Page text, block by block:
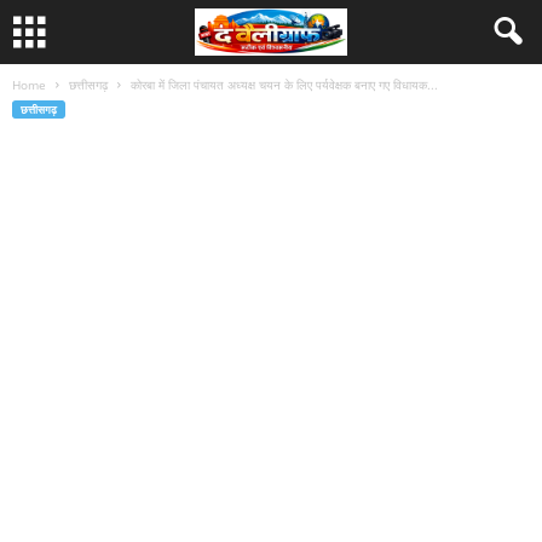
Home छत्तीसगढ़ कोरबा में जिला पंचायत अध्यक्ष चयन के लिए पर्यवेक्षक बनाए गए विधायक...
छत्तीसगढ़